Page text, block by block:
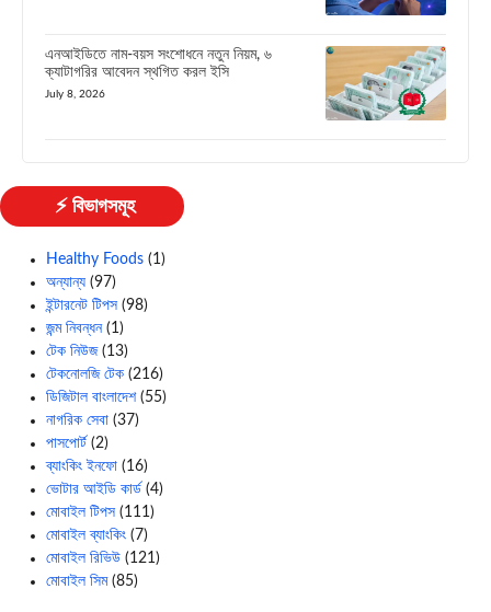
এনআইডিতে নাম-বয়স সংশোধনে নতুন নিয়ম, ৬
ক্যাটাগরির আবেদন স্থগিত করল ইসি
July 8, 2026
⚡ বিভাগসমূহ
Healthy Foods (1)
অন্যান্য (97)
ইন্টারনেট টিপস (98)
জন্ম নিবন্ধন(1)
টেক নিউজ(13)
টেকনোলজি টেক (216)
ডিজিটাল বাংলাদেশ(55)
নাগরিক সেবা (37)
পাসপোর্ট (2)
ব্যাংকিং ইনফো (16)
ভোটার আইডি কার্ড (4)
মোবাইল টিপস (111)
মোবাইল ব্যাংকিং (7)
মোবাইল রিভিউ (121)
মোবাইল সিম(85)